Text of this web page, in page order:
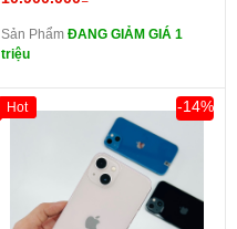
Sản Phẩm ĐANG GIẢM GIÁ 1
triệu
-14%
Hot